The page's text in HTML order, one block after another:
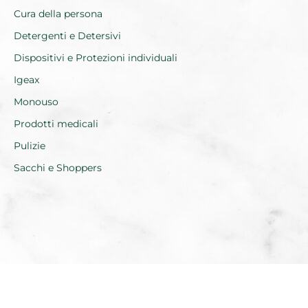
Cura della persona
Detergenti e Detersivi
Dispositivi e Protezioni individuali
Igeax
Monouso
Prodotti medicali
Pulizie
Sacchi e Shoppers